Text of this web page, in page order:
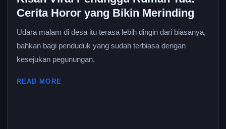
Cerita Horor yang Bikin Merinding
Udara malam di desa itu terasa lebih dingin dari biasanya,
bahkan bagi penduduk yang sudah terbiasa dengan
kesejukan pegunungan.
READ MORE